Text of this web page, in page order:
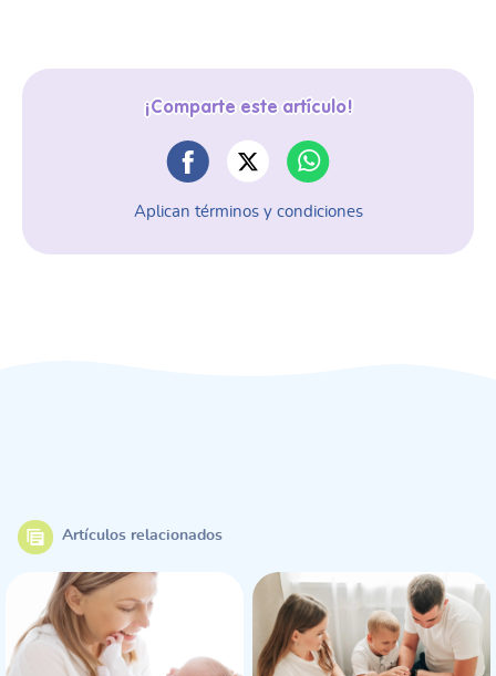
¡Comparte este artículo!
Aplican términos y condiciones
Artículos relacionados